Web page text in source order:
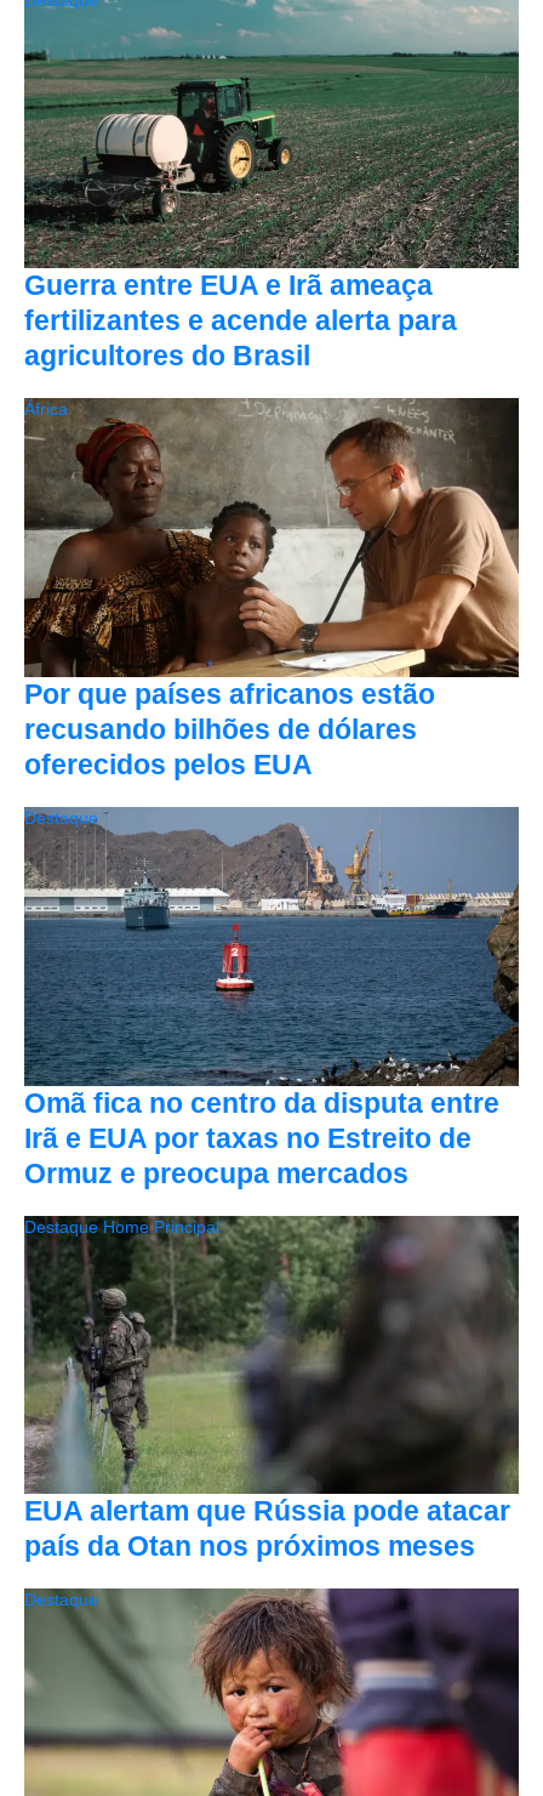
Guerra entre EUA e Irã ameaça
fertilizantes e acende alerta para
agricultores do Brasil
Por que países africanos estão
recusando bilhões de dólares
oferecidos pelos EUA
África
Omã fica no centro da disputa entre
Irã e EUA por taxas no Estreito de
Ormuz e preocupa mercados
Destaque
EUA alertam que Rússia pode atacar
país da Otan nos próximos meses
Destaque Home Principal
Destaque